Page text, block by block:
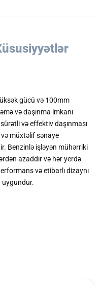
gücü və 100mm
və daşınma imkanı
və effektiv daşınması
və müxtəlif sənaye
Benzinlə işləyən mühərriki
azaddır və hər yerdə
və etibarlı dizaynı
uygundur.